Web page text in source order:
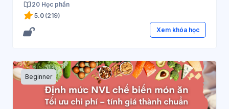
20 Học phần
5.0 (219)
Xem khóa học
Beginner